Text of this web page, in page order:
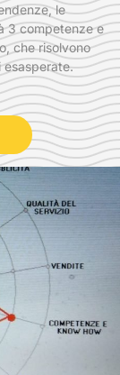
le
3 competenze e
che risolvono
esasperate.